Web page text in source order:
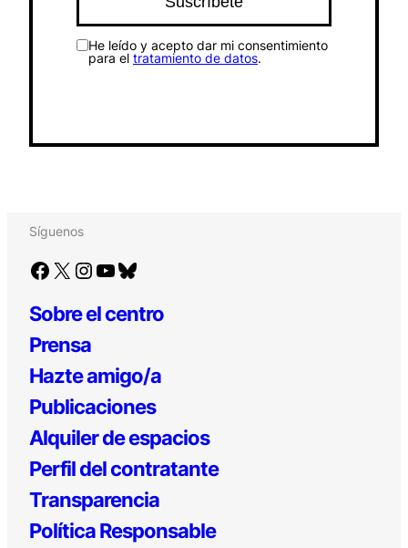
He leído y acepto dar mi consentimiento
para el tratamiento de datos.
Síguenos
Facebook X Instagram YouTube Bluesky
Sobre el centro
Prensa
Hazte amigo/a
Publicaciones
Alquiler de espacios
Perfil del contratante
Transparencia
Política Responsable